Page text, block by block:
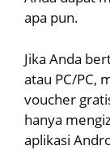
apa pun.
Jika Anda
atau PC/PC,
voucher
hanya
aplikasi